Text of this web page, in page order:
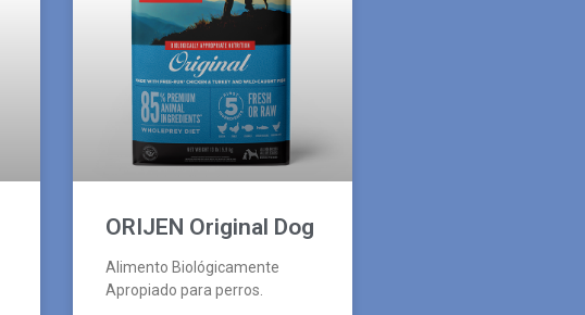
ORIJEN Original Dog
Alimento Biológicamente
Apropiado para perros.